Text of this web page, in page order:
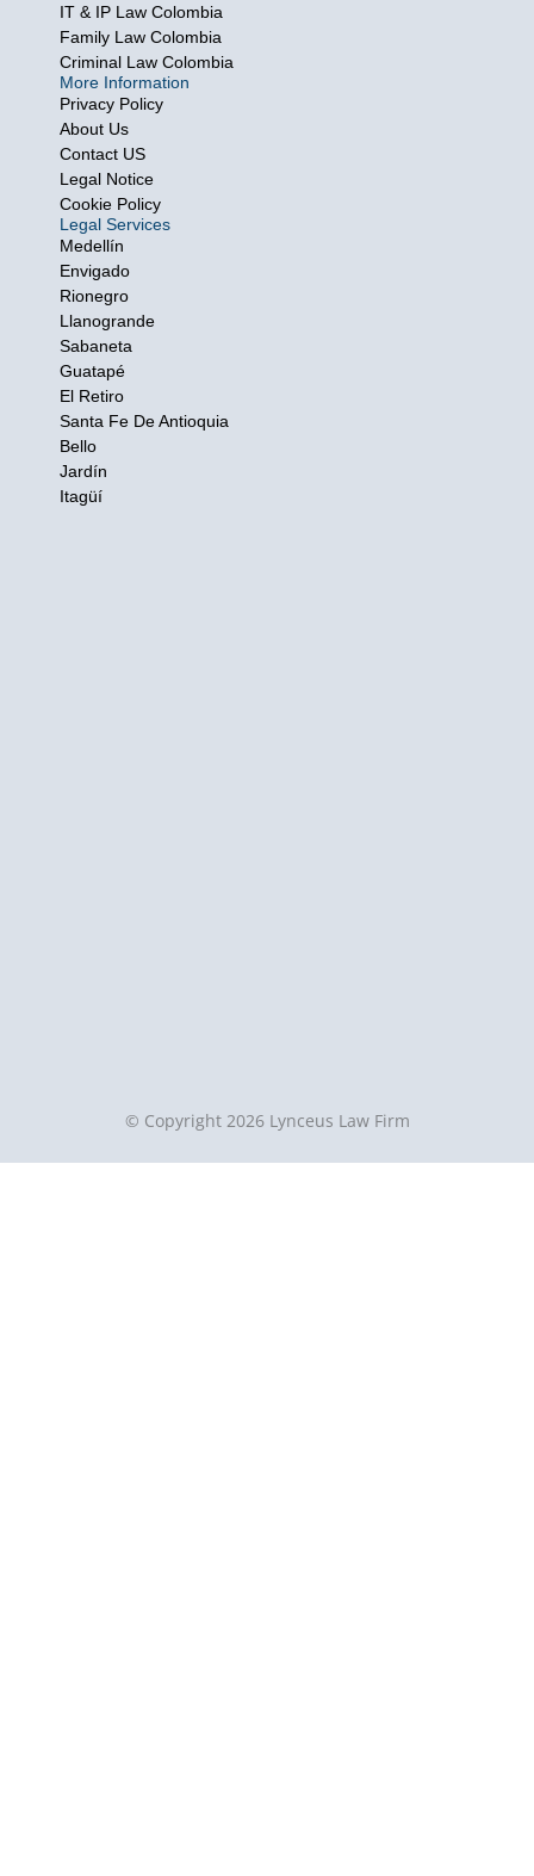
i
n
f
IT & IP Law Colombia
Family Law Colombia
Criminal Law Colombia
More Information
Privacy Policy
About Us
Contact US
Legal Notice
Cookie Policy
Legal Services
Medellín
Envigado
Rionegro
Llanogrande
Sabaneta
Guatapé
El Retiro
Santa Fe De Antioquia
Bello
Jardín
Itagüí
© Copyright 2026 Lynceus Law Firm